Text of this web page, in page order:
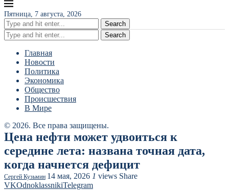
Пятница, 7 августа, 2026
Search
Search
Главная
Новости
Политика
Экономика
Общество
Происшествия
В Мире
© 2026. Все права защищены.
Цена нефти может удвоиться к
середине лета: названа точная дата,
когда начнется дефицит
Сергей Кузьмин 14 мая, 2026 1 views Share
VKOdnoklassnikiTelegram